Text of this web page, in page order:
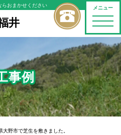
メニュー
toggle
らおまかせください
井
事例
大野市で芝生を敷きました。